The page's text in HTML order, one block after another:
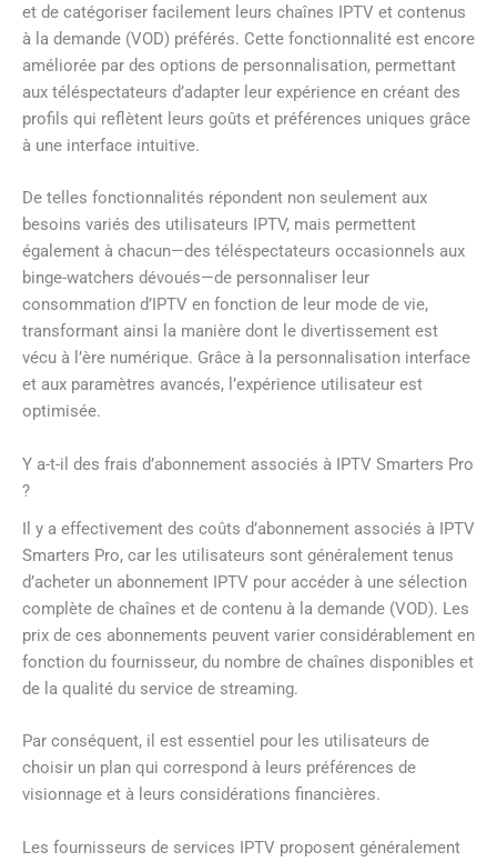
et de catégoriser facilement leurs chaînes IPTV et contenus
à la demande (VOD) préférés. Cette fonctionnalité est encore
améliorée par des options de personnalisation, permettant
aux téléspectateurs d’adapter leur expérience en créant des
profils qui reflètent leurs goûts et préférences uniques grâce
à une interface intuitive.
De telles fonctionnalités répondent non seulement aux
besoins variés des utilisateurs IPTV, mais permettent
également à chacun—des téléspectateurs occasionnels aux
binge-watchers dévoués—de personnaliser leur
consommation d’IPTV en fonction de leur mode de vie,
transformant ainsi la manière dont le divertissement est
vécu à l’ère numérique. Grâce à la personnalisation interface
et aux paramètres avancés, l’expérience utilisateur est
optimisée.
Y a-t-il des frais d’abonnement associés à IPTV Smarters Pro
?
Il y a effectivement des coûts d’abonnement associés à IPTV
Smarters Pro, car les utilisateurs sont généralement tenus
d’acheter un abonnement IPTV pour accéder à une sélection
complète de chaînes et de contenu à la demande (VOD). Les
prix de ces abonnements peuvent varier considérablement en
fonction du fournisseur, du nombre de chaînes disponibles et
de la qualité du service de streaming.
Par conséquent, il est essentiel pour les utilisateurs de
choisir un plan qui correspond à leurs préférences de
visionnage et à leurs considérations financières.
Les fournisseurs de services IPTV proposent généralement